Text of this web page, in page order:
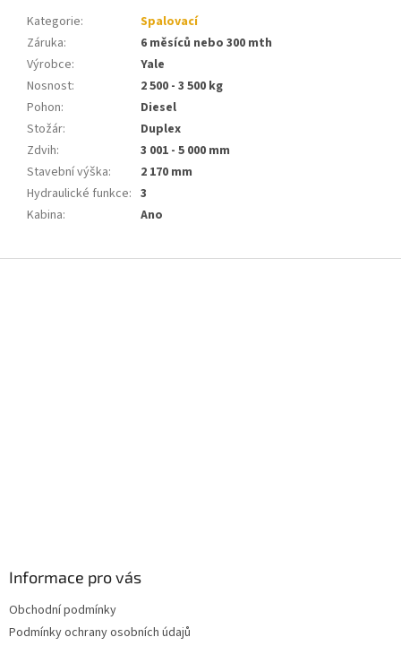
Kategorie:
Spalovací
Záruka:
6 měsíců nebo 300 mth
Výrobce:
Yale
Nosnost:
2 500 - 3 500 kg
Pohon:
Diesel
Stožár:
Duplex
Zdvih:
3 001 - 5 000 mm
Stavební výška:
2 170 mm
Hydraulické funkce: 3
Kabina: Ano
Informace pro vás
Obchodní podmínky
Podmínky ochrany osobních údajů